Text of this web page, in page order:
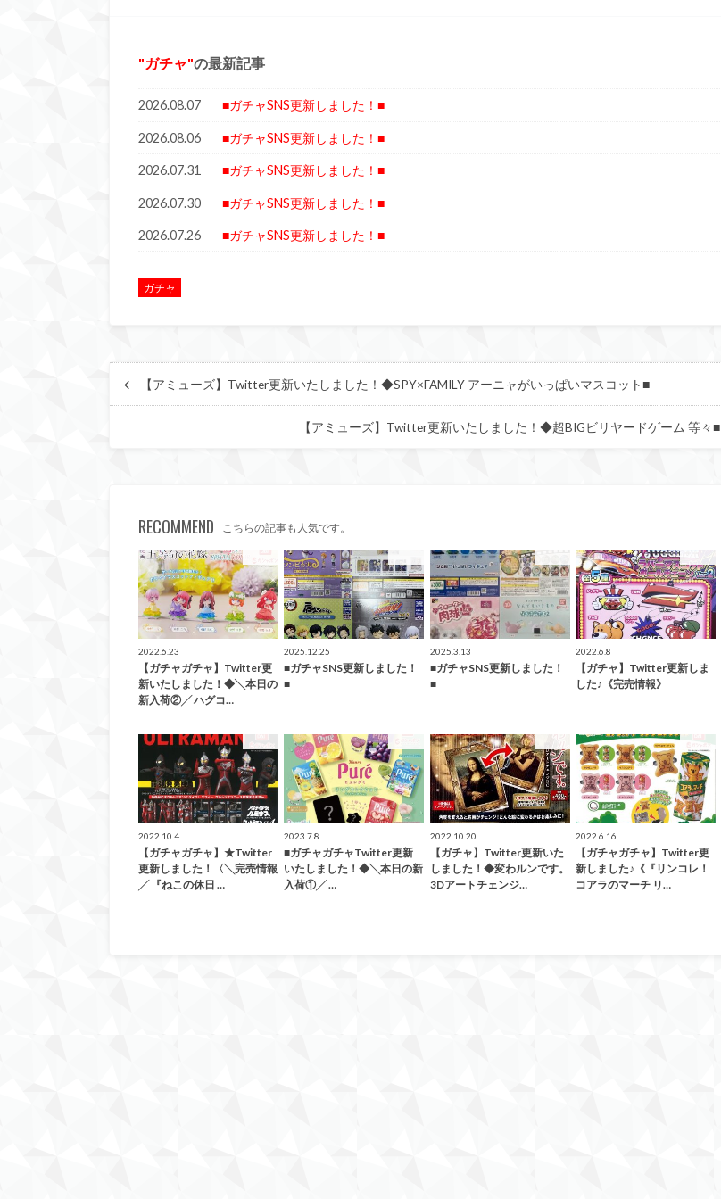
ガチャ の最新記事
2026.08.07 ■ガチャSNS更新しました！■
2026.08.06 ■ガチャSNS更新しました！■
2026.07.31 ■ガチャSNS更新しました！■
2026.07.30 ■ガチャSNS更新しました！■
2026.07.26 ■ガチャSNS更新しました！■
ガチャ
【アミューズ】Twitter更新いたしました！◆SPY×FAMILY アーニャがいっぱいマスコット■
【アミューズ】Twitter更新いたしました！◆超BIGビリヤードゲーム 等々■
RECOMMEND こちらの記事も人気です。
2022.6.23
【ガチャガチャ】Twitter更
新いたしました！◆╲本日の
新入荷②╱ ハグコ…
2025.12.25
■ガチャSNS更新しました！
■
2025.3.13
■ガチャSNS更新しました！
■
2022.6.8
【ガチャ】Twitter更新しま
した♪《完売情報》
ガチャ
2022.10.4
【ガチャガチャ】★Twitter
更新しました！〈╲完売情報
╱ 『ねこの休日 …
2023.7.8
■ガチャガチャTwitter更新
いたしました！◆╲本日の新
入荷①╱ …
2022.10.20
【ガチャ】Twitter更新いた
しました！◆変わルンです。
3Dアートチェンジ…
ガチャ
2022.6.16
【ガチャガチャ】Twitter更
新しました♪《『リンコレ！
コアラのマーチ リ…